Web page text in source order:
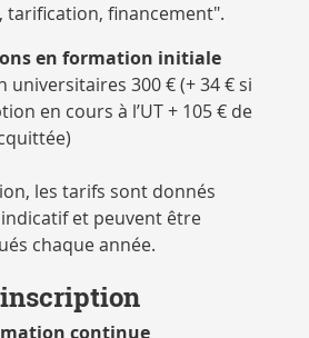
tarification, financement".
en formation initiale
universitaires 300 € (+ 34 € si
en cours à l’UT + 105 € de
les tarifs sont donnés
et peuvent être
chaque année.
continue